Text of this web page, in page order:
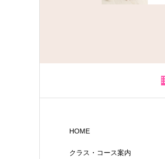
HOME
クラス・コース案内